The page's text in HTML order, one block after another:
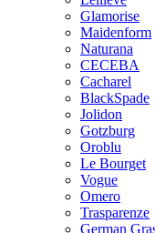
Glamorise
Maidenform
Naturana
CECEBA
Cacharel
BlackSpade
Jolidon
Gotzburg
Oroblu
Le Bourget
Vogue
Omero
Trasparenze
German